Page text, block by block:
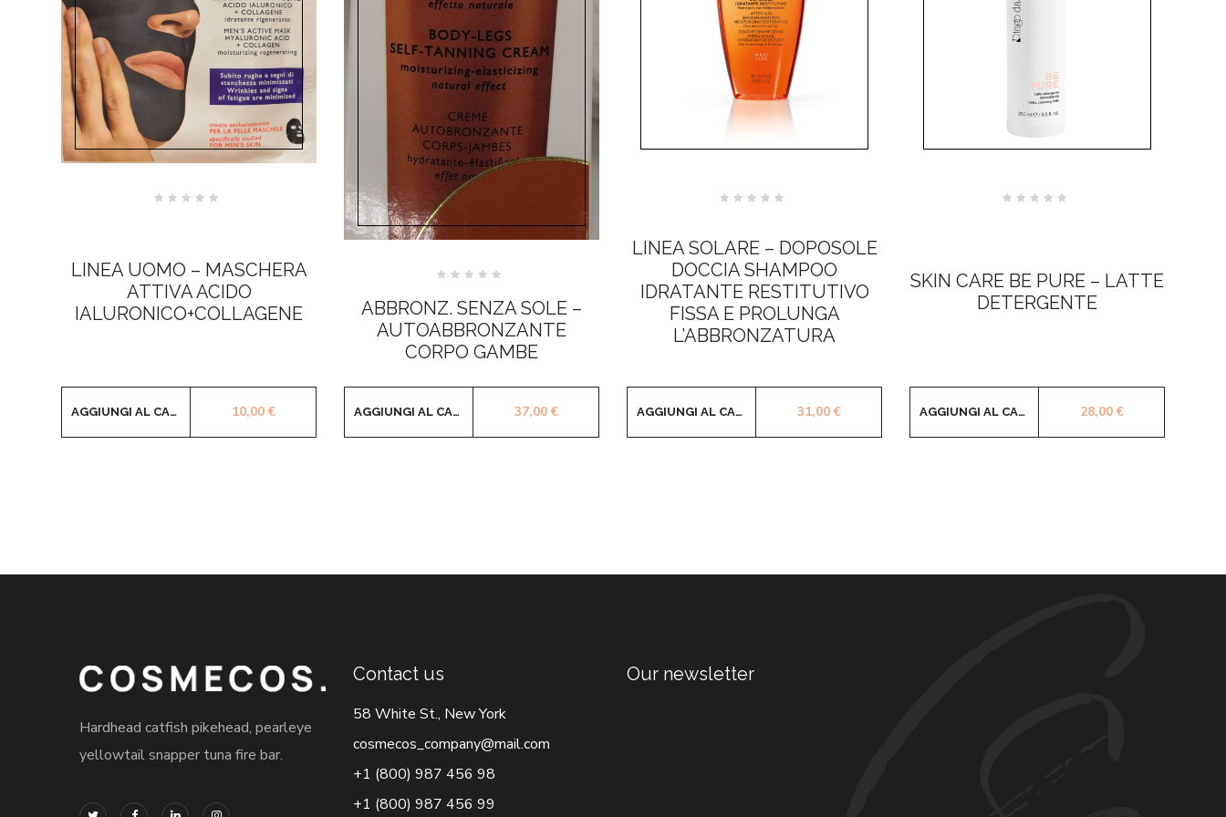
LINEA UOMO – MASCHERA
ATTIVA ACIDO
IALURONICO+COLLAGENE
10,00€
AGGIUNGI AL CARRELLO
su
5
ABBRONZ. SENZA SOLE –
AUTOABBRONZANTE
CORPO GAMBE
37,00€
AGGIUNGI AL CARRELLO
LINEA SOLARE – DOPOSOLE
DOCCIA SHAMPOO
IDRATANTE RESTITUTIVO
FISSA E PROLUNGA
L’ABBRONZATURA
31,00€
AGGIUNGI AL CARRELLO
SKIN CARE BE PURE – LATTE
DETERGENTE
28,00€
AGGIUNGI AL CARRELLO
Hardhead catfish pikehead, pearleye
yellowtail snapper tuna fire bar.
Contact us
58 White St., New York
cosmecos_company@mail.com
+1 (800) 987 456 98
+1 (800) 987 456 99
Our newsletter